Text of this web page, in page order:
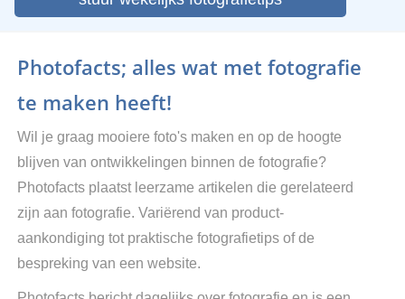
Photofacts; alles wat met fotografie
te maken heeft!
Wil je graag mooiere foto's maken en op de hoogte
blijven van ontwikkelingen binnen de fotografie?
Photofacts plaatst leerzame artikelen die gerelateerd
zijn aan fotografie. Variërend van product-
aankondiging tot praktische fotografietips of de
bespreking van een website.